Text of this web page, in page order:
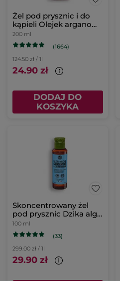
Żel pod prysznic i do
kąpieli Olejek arganowy
& Płatki róż 200 ml
200 ml
(1664)
124.50 zł / 1l
24.90 zł
DODAJ DO
KOSZYKA
Skoncentrowany żel
pod prysznic Dzika alga
& Koper morski 100 ml
100 ml
(33)
299.00 zł / 1l
29.90 zł